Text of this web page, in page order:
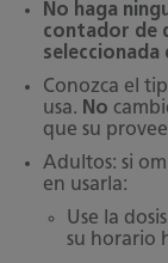
No haga
contador de
seleccionada
Conozca el
usa. No
que su
Adultos: si
en usarla:
Use la
su horario